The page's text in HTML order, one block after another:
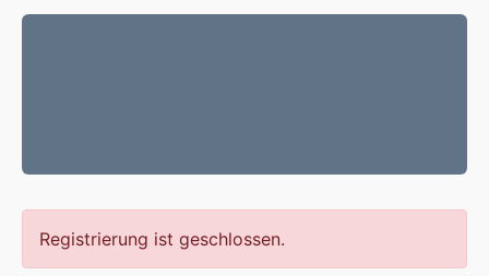
Registrierung ist geschlossen.